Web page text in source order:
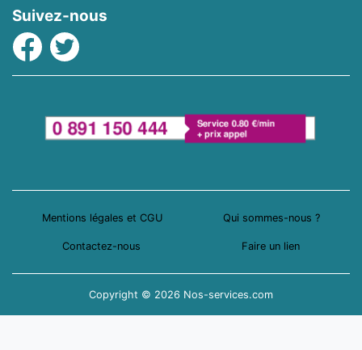
Suivez-nous
Facebook
Twitter
Mentions légales et CGU Qui sommes-nous ?
Contactez-nous Faire un lien
Copyright © 2026 Nos-services.com